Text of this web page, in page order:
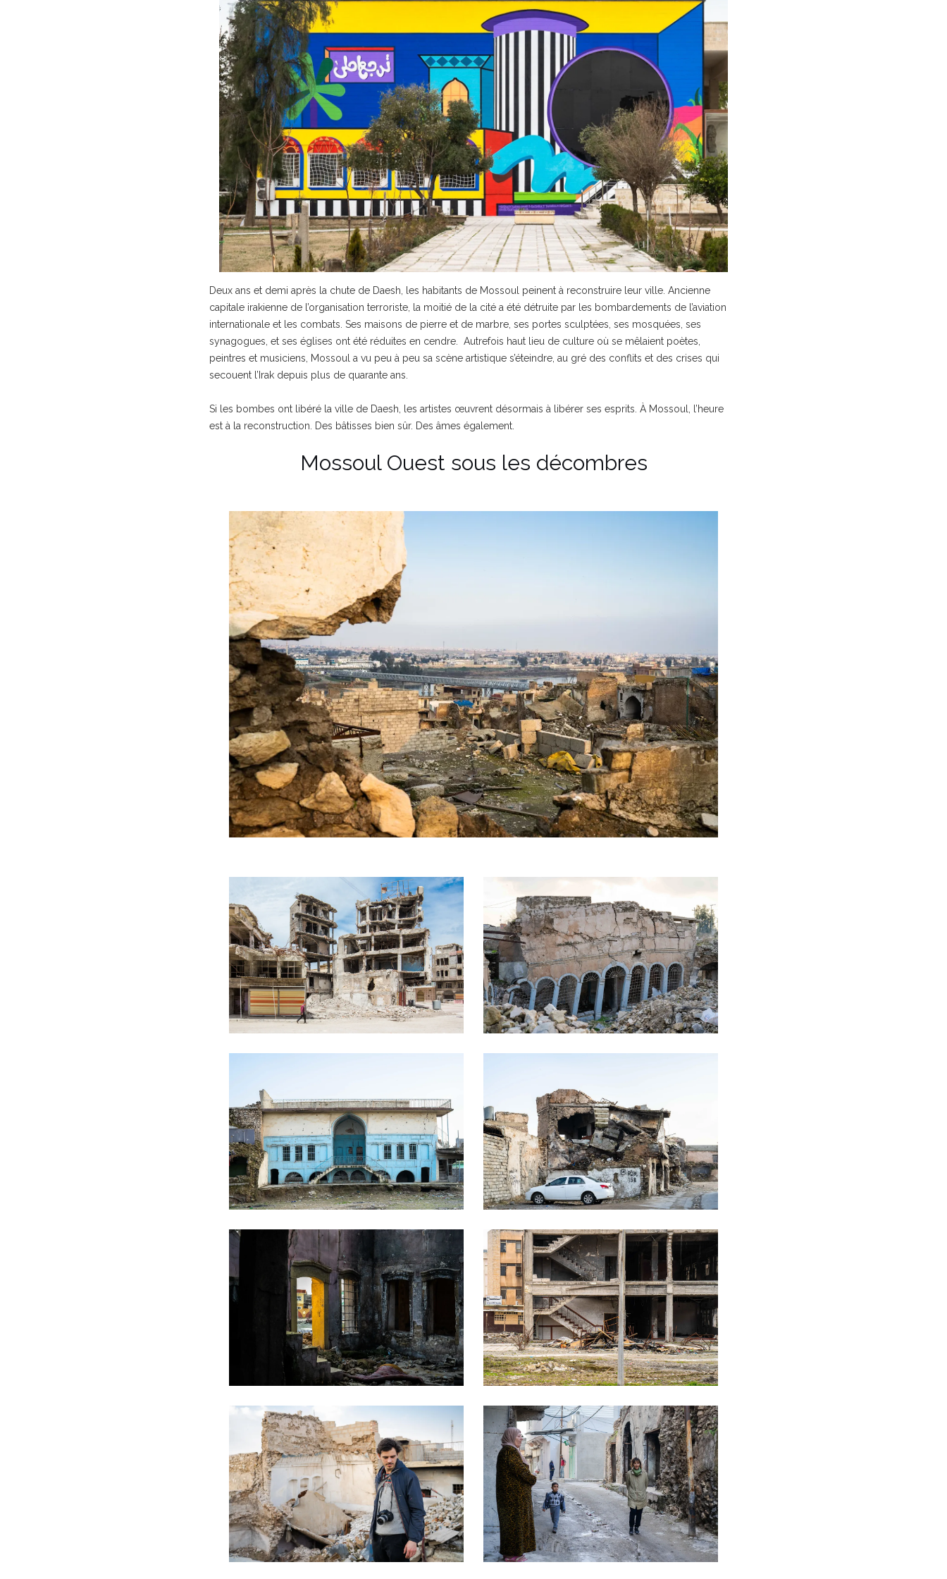
Deux ans et demi après la chute de Daesh, les habitants de Mossoul peinent à reconstruire leur ville. Ancienne
capitale irakienne de l’organisation terroriste, la moitié de la cité a été détruite par les bombardements de l’aviation
internationale et les combats. Ses maisons de pierre et de marbre, ses portes sculptées, ses mosquées, ses
synagogues, et ses églises ont été réduites en cendre. Autrefois haut lieu de culture où se mêlaient poètes,
peintres et musiciens, Mossoul a vu peu à peu sa scène artistique s’éteindre, au gré des conflits et des crises qui
secouent l’Irak depuis plus de quarante ans.
Si les bombes ont libéré la ville de Daesh, les artistes œuvrent désormais à libérer ses esprits. À Mossoul, l’heure
est à la reconstruction. Des bâtisses bien sûr. Des âmes également.
Mossoul Ouest sous les décombres